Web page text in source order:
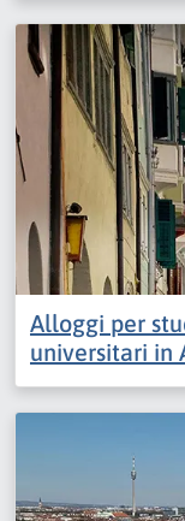
Alloggi per
universitari in